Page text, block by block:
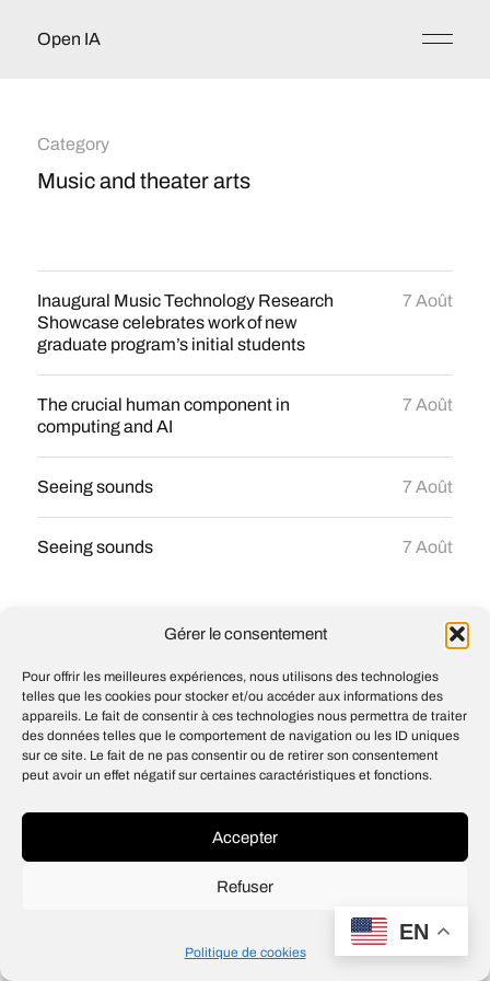
Gérer le consentement
Pour offrir les meilleures expériences, nous utilisons des technologies
telles que les cookies pour stocker et/ou accéder aux informations des
appareils. Le fait de consentir à ces technologies nous permettra de traiter
des données telles que le comportement de navigation ou les ID uniques
sur ce site. Le fait de ne pas consentir ou de retirer son consentement
peut avoir un effet négatif sur certaines caractéristiques et fonctions.
Accepter
Refuser
Politique de cookies
Open IA
Category
Music and theater arts
Inaugural Music Technology Research
Showcase celebrates work of new
graduate program’s initial students
7 Août
The crucial human component in
computing and AI
7 Août
Seeing sounds 7 Août
Seeing sounds 7 Août
© 2026Open IA
DesignJean-Louis Maso
EN